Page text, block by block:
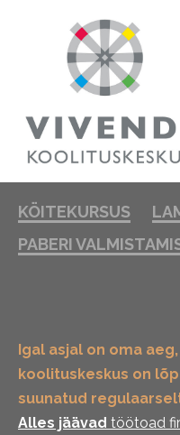
KÖITEKURSUS
PABERI
Igal asjal on oma
koolituskeskus on
suunatud
Alles jäävad töötoad